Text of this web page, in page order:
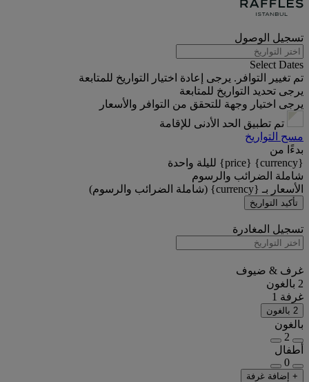
تسجيل الوصول
Select Dates
تم تغيير التوافر. يرجى إعادة اختيار التواريخ للمتابعة
يرجى تحديد التواريخ للمتابعة
يرجى اختيار وجهة للتحقق من التوافر والأسعار
تم تطبيق الحد الأدنى للإقامة
مسح التواريخ
بدءًا من
{currency} {price} لليلة واحدة
شاملة الضرائب والرسوم
الأسعار بـ {currency} (شاملة الضرائب والرسوم)
تأكيد التواريخ
تسجيل المغادرة
غرف & ضيوف
2 بالغون
غرفة 1
2 بالغون
بالغون
2
أطفال
0
+ إضافة غرفة